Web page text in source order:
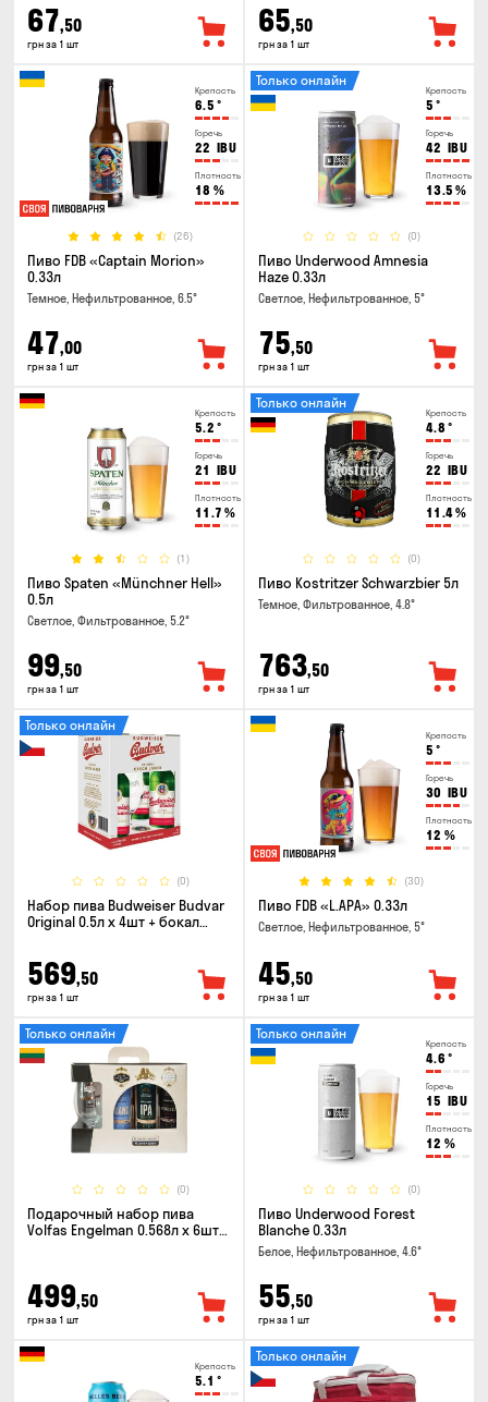
67,50
грн за 1 шт
65,50
грн за 1 шт
Крепость
6.5 °
Горечь
22 IBU
Плотность
18 %
(26)
Пиво FDB «Captain Morion»
0.33л
Темное, Нефильтрованное, 6.5°
47,00
грн за 1 шт
Крепость
5 °
Горечь
42 IBU
Плотность
13.5 %
(0)
Только онлайн
Пиво Underwood Amnesia
Haze 0.33л
Светлое, Нефильтрованное, 5°
75,50
грн за 1 шт
Крепость
5.2 °
Горечь
21 IBU
Плотность
11.7 %
(1)
Пиво Spaten «Münchner Hell»
0.5л
Светлое, Фильтрованное, 5.2°
99,50
грн за 1 шт
Крепость
4.8 °
Горечь
22 IBU
Плотность
11.4%
(0)
Только онлайн
Пиво Kostritzer Schwarzbier 5л
Темное, Фильтрованное, 4.8°
763,50
грн за 1 шт
(0)
Только онлайн
Набор пива Budweiser Budvar
Original 0.5л х 4шт + бокал
569,50
грн за 1 шт
Крепость
5 °
Горечь
30 IBU
Плотность
12 %
(30)
Пиво FDB «L.APA» 0.33л
Светлое, Нефильтрованное, 5°
45,50
грн за 1 шт
(0)
Только онлайн
Подарочный набор пива
Volfas Engelman 0.568л x 6шт +
499,50
грн за 1 шт
Крепость
4.6 °
Горечь
15 IBU
Плотность
12 %
(0)
Только онлайн
Пиво Underwood Forest
Blanche 0.33л
Белое, Нефильтрованное, 4.6°
55,50
грн за 1 шт
Крепость
5.1 °
Только онлайн